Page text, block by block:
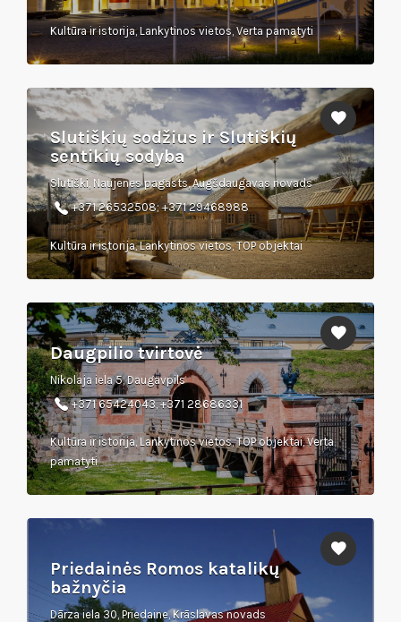
Kultūra ir istorija, Lankytinos vietos, Verta pamatyti
Slutiškių sodžius ir Slutiškių
sentikių sodyba
Slutiški, Naujenes pagasts, Augšdaugavas novads
+371 26532508; +371 29468988
Kultūra ir istorija, Lankytinos vietos, TOP objektai
Daugpilio tvirtovė
Nikolaja iela 5, Daugavpils
+371 65424043, +371 28686331
Kultūra ir istorija, Lankytinos vietos, TOP objektai, Verta
pamatyti
Priedainės Romos katalikų
bažnyčia
Dārza iela 30, Priedaine, Krāslavas novads